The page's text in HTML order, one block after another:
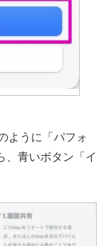
ように「パフォ
、青いボタン「イ